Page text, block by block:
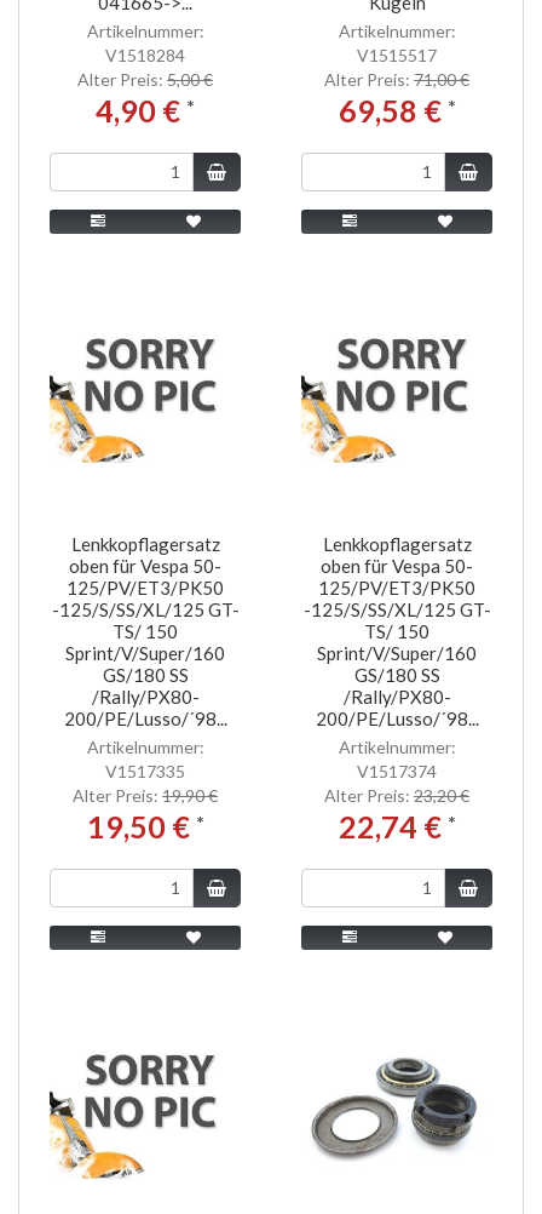
Artikelnummer:
V1518284
Alter Preis: 5,00 €
4,90 € *
Artikelnummer:
V1515517
Alter Preis: 71,00 €
69,58 € *
Lenkkopflagersatz
oben für Vespa 50-
125/PV/ET3/PK50
-125/S/SS/XL/125 GT-
TS/ 150
Sprint/V/Super/160
GS/180 SS
/Rally/PX80-
200/PE/Lusso/´98...
Artikelnummer:
V1517335
Alter Preis: 19,90 €
19,50 € *
Lenkkopflagersatz
oben für Vespa 50-
125/PV/ET3/PK50
-125/S/SS/XL/125 GT-
TS/ 150
Sprint/V/Super/160
GS/180 SS
/Rally/PX80-
200/PE/Lusso/´98...
Artikelnummer:
V1517374
Alter Preis: 23,20 €
22,74 € *